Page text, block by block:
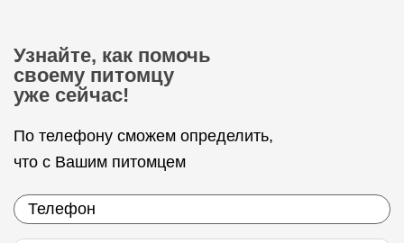
Узнайте, как помочь
своему питомцу
уже сейчас!
По телефону сможем определить,
что с Вашим питомцем